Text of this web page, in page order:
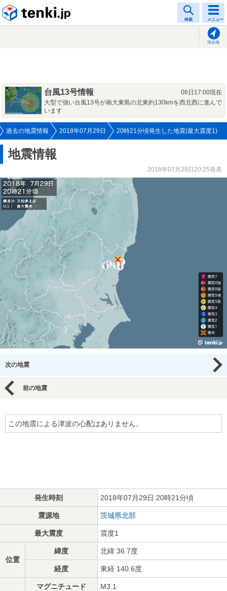
検索 メニュー
現在地
台風13号情報
06日17:00現在
大型で強い台風13号が南大東島の北東約130kmを西北西に進んで
います
過去の地震情報 2018年07月29日 20時21分頃発生した地震(最大震度1)
地震情報
2018年07月29日20:25発表
次の地震
前の地震
この地震による津波の心配はありません。
発生時刻 2018年07月29日 20時21分頃
震源地 茨城県北部
最大震度 震度1
位置
緯度 北緯 36.7度
経度 東経 140.6度
マグニチュード M3.1